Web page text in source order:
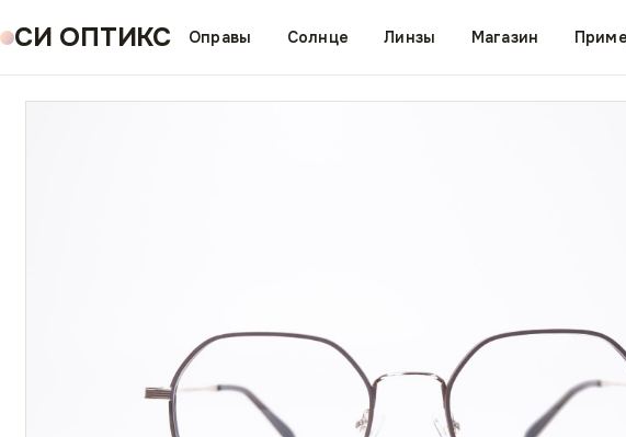
СИ ОПТИКС Оправы Солнце Линзы Магазин